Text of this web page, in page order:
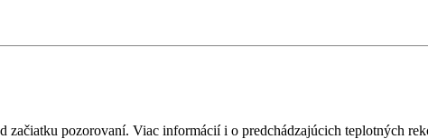
začiatku pozorovaní. Viac informácií i o predchádzajúcich teplotných